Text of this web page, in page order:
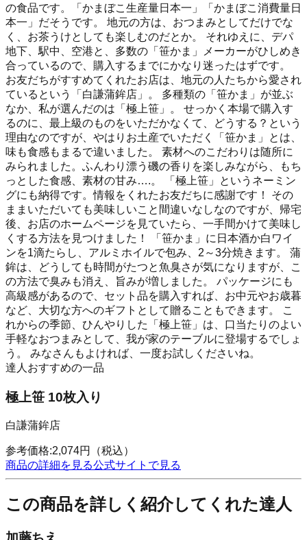
の食品です。「かまぼこ生産量日本一」「かまぼこ消費量日
本一」だそうです。 地元の方は、おつまみとしてだけでな
く、お茶うけとしても楽しむのだとか。 それゆえに、デパ
地下、駅中、空港と、多数の「笹かま」メーカーがひしめき
合っているので、購入するまでにかなり迷ったはずです。
お友だちがすすめてくれたお店は、地元の人たちから愛され
ているという「白謙蒲鉾店」。 多種類の「笹かま」が並ぶ
なか、私が選んだのは「極上笹」。 せっかく本場で購入す
るのに、最上級のものをいただかなくて、どうする？という
理由なのですが、やはりお土産でいただく「笹かま」とは、
味も食感もまるで違いました。 素材へのこだわりは随所に
みられました。ふんわり漂う磯の香りを楽しみながら、もち
っとした食感、素材の甘み….。 「極上笹」というネーミン
グにも納得です。情報をくれたお友だちに感謝です！ その
ままいただいても美味しいこと間違いなしなのですが、帰宅
後、お店のホームページを見ていたら、一手間かけて美味し
くする方法を見つけました！ 「笹かま」に日本酒か白ワイ
ンを1滴たらし、アルミホイルで包み、2～3分焼きます。 蒲
鉾は、どうしても時間がたつと魚臭さが気になりますが、こ
の方法で臭みも消え、旨みが増しました。 パッケージにも
高級感があるので、セット品を購入すれば、お中元やお歳暮
など、大切な方へのギフトとして贈ることもできます。 こ
れからの季節、ひんやりした「極上笹」は、口当たりのよい
手軽なおつまみとして、我が家のテーブルに登場するでしょ
う。 みなさんもよければ、一度お試しくださいね。
達人おすすめの一品
極上笹 10枚入り
白謙蒲鉾店
参考価格:2,074円
（税込）
商品の詳細を見る公式サイトで見る
この商品を詳しく紹介してくれた達人